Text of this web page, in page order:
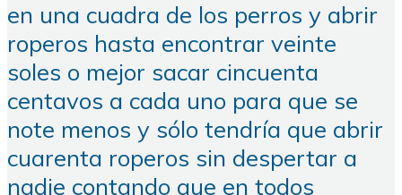
en una cuadra de los perros y abrir
roperos hasta encontrar veinte
soles o mejor sacar cincuenta
centavos a cada uno para que se
note menos y sólo tendría que abrir
cuarenta roperos sin despertar a
nadie contando que en todos